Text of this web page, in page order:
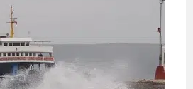
Denizli
Diyarbakır
Edirne